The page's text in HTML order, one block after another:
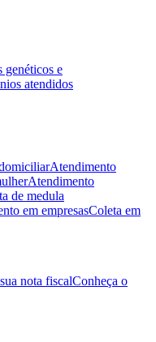
genéticos e
atendidos
Atendimento
Atendimento
de medula
em empresasColeta em
nota fiscalConheça o